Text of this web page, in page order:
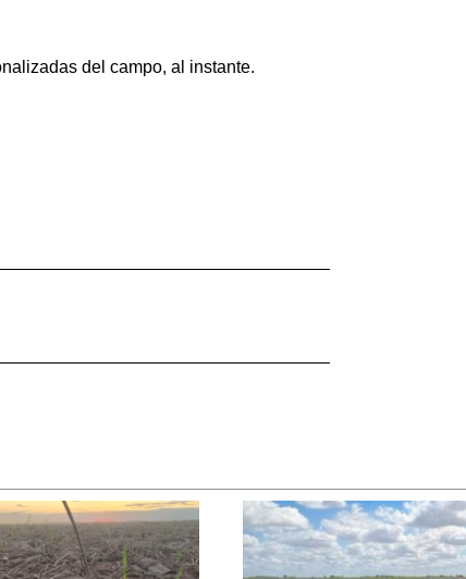
del campo, al instante.